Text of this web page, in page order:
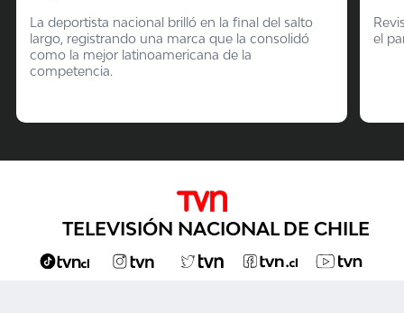
La deportista nacional brilló en la final del salto
largo, registrando una marca que la consolidó
como la mejor latinoamericana de la
competencia.
el
TELEVISIÓN NACIONAL DE CHILE